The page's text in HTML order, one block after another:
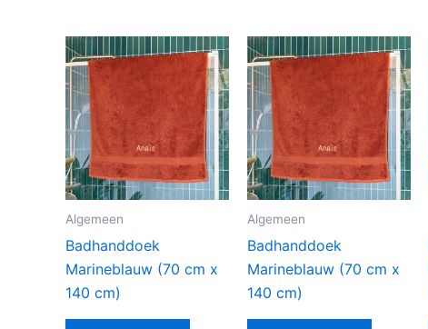
Algemeen
Badhanddoek
Marineblauw (70 cm x
140 cm)
Algemeen
Badhanddoek
Marineblauw (70 cm x
140 cm)